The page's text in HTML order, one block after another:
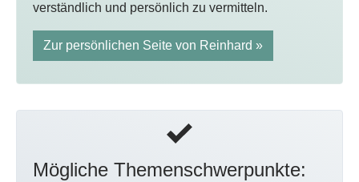
verständlich und persönlich zu vermitteln.
Zur persönlichen Seite von Reinhard »
Mögliche Themenschwerpunkte: